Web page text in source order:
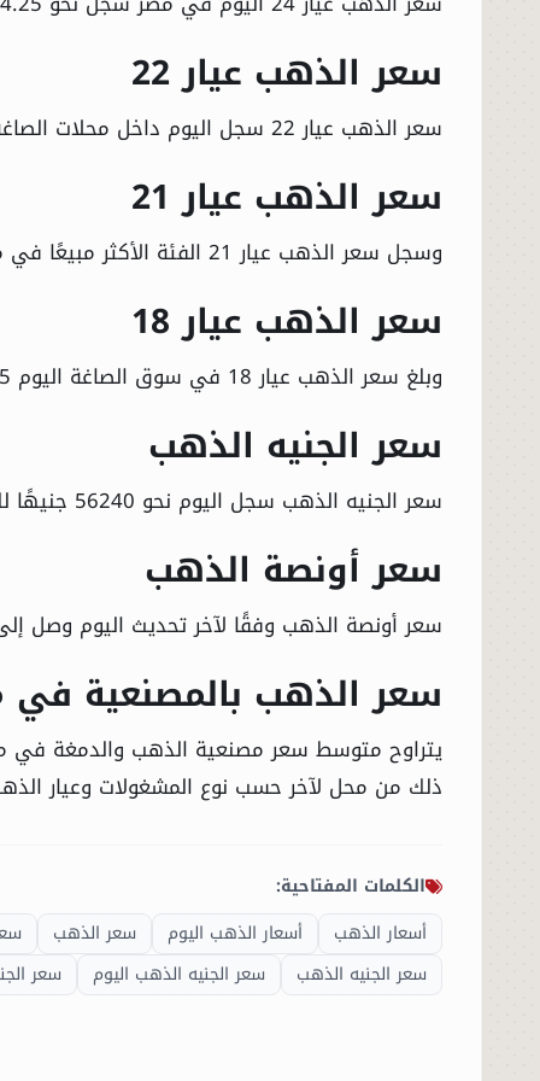
سعر الذهب عيار 22
سعر الذهب عيار 22 سجل اليوم داخل محلات الصاغة نحو 7364.75 جنيه للبيع، و7312.5 جنيه للشراء.
سعر الذهب عيار 21
وسجل سعر الذهب عيار 21 الفئة الأكثر مبيعًا في محافظات مصر، نحو 7030 جنيهًا للبيع، و6980 جنيهًا للشراء.
سعر الذهب عيار 18
وبلغ سعر الذهب عيار 18 في سوق الصاغة اليوم 6025.75 جنيه للبيع، و5982.75 جنيه للشراء.
سعر الجنيه الذهب
سعر الجنيه الذهب سجل اليوم نحو 56240 جنيهًا للبيع، و55840 جنيه للشراء.
سعر أونصة الذهب
سعر أونصة الذهب وفقًا لآخر تحديث اليوم وصل إلى 4732.91 دولار للبيع، و4732.57 دولار
سعر الذهب بالمصنعية
ذلك من محل لآخر حسب نوع المشغولات وعيار
الكلمات المفتاحية:
أسعار الذهب
أسعار الذهب اليوم سعر الذهب
سعر الجنيه الذهب
سعر الجنيه الذهب اليوم سعر